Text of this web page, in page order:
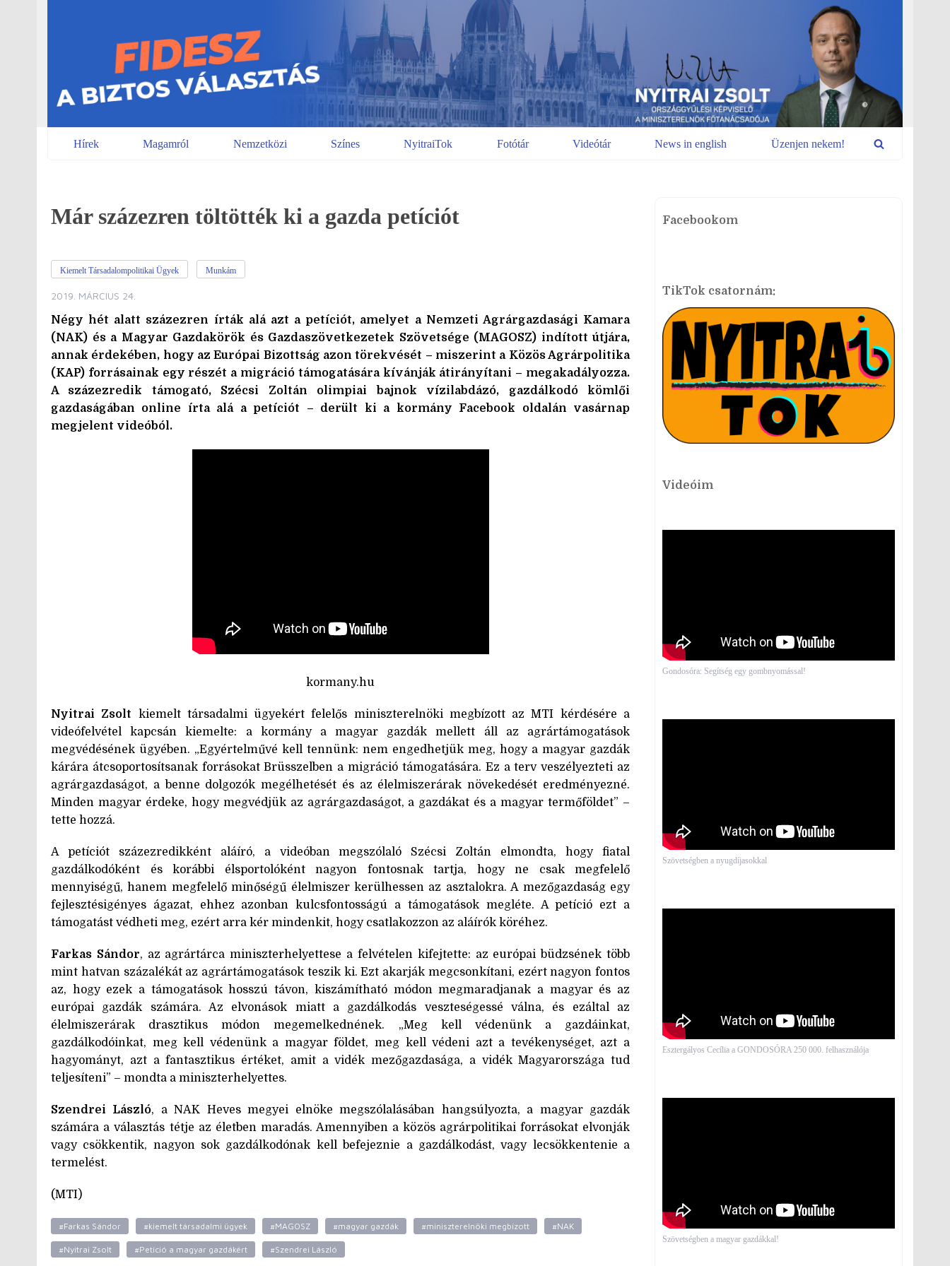
Hírek Magamról Nemzetközi Színes NyitraiTok Fotótár Videótár News in english Üzenjen nekem!
Már százezren töltötték ki a gazda petíciót
Kiemelt Társadalompolitikai Ügyek Munkám
2019. MÁRCIUS 24.
Négy hét alatt százezren írták alá azt a petíciót, amelyet a Nemzeti Agrárgazdasági Kamara
(NAK) és a Magyar Gazdakörök és Gazdaszövetkezetek Szövetsége (MAGOSZ) indított útjára,
annak érdekében, hogy az Európai Bizottság azon törekvését – miszerint a Közös Agrárpolitika
(KAP) forrásainak egy részét a migráció támogatására kívánják átirányítani – megakadályozza.
A százezredik támogató, Szécsi Zoltán olimpiai bajnok vízilabdázó, gazdálkodó kömlői
gazdaságában online írta alá a petíciót – derült ki a kormány Facebook oldalán vasárnap
megjelent videóból.
kormany.hu
Nyitrai Zsolt kiemelt társadalmi ügyekért felelős miniszterelnöki megbízott az MTI kérdésére a
videófelvétel kapcsán kiemelte: a kormány a magyar gazdák mellett áll az agrártámogatások
megvédésének ügyében. „Egyértelművé kell tennünk: nem engedhetjük meg, hogy a magyar gazdák
kárára átcsoportosítsanak forrásokat Brüsszelben a migráció támogatására. Ez a terv veszélyezteti az
agrárgazdaságot, a benne dolgozók megélhetését és az élelmiszerárak növekedését eredményezné.
Minden magyar érdeke, hogy megvédjük az agrárgazdaságot, a gazdákat és a magyar termőföldet” –
tette hozzá.
A petíciót százezredikként aláíró, a videóban megszólaló Szécsi Zoltán elmondta, hogy fiatal
gazdálkodóként és korábbi élsportolóként nagyon fontosnak tartja, hogy ne csak megfelelő
mennyiségű, hanem megfelelő minőségű élelmiszer kerülhessen az asztalokra. A mezőgazdaság egy
fejlesztésigényes ágazat, ehhez azonban kulcsfontosságú a támogatások megléte. A petíció ezt a
támogatást védheti meg, ezért arra kér mindenkit, hogy csatlakozzon az aláírók köréhez.
Farkas Sándor, az agrártárca miniszterhelyettese a felvételen kifejtette: az európai büdzsének több
mint hatvan százalékát az agrártámogatások teszik ki. Ezt akarják megcsonkítani, ezért nagyon fontos
az, hogy ezek a támogatások hosszú távon, kiszámítható módon megmaradjanak a magyar és az
európai gazdák számára. Az elvonások miatt a gazdálkodás veszteségessé válna, és ezáltal az
élelmiszerárak drasztikus módon megemelkednének. „Meg kell védenünk a gazdáinkat,
gazdálkodóinkat, meg kell védenünk a magyar földet, meg kell védeni azt a tevékenységet, azt a
hagyományt, azt a fantasztikus értéket, amit a vidék mezőgazdasága, a vidék Magyarországa tud
teljesíteni” – mondta a miniszterhelyettes.
Szendrei László, a NAK Heves megyei elnöke megszólalásában hangsúlyozta, a magyar gazdák
számára a választás tétje az életben maradás. Amennyiben a közös agrárpolitikai forrásokat elvonják
vagy csökkentik, nagyon sok gazdálkodónak kell befejeznie a gazdálkodást, vagy lecsökkentenie a
termelést.
(MTI)
#Farkas Sándor #kiemelt társadalmi ügyek #MAGOSZ #magyar gazdák #miniszterelnöki megbízott #NAK
#Nyitrai Zsolt #Petíció a magyar gazdákért #Szendrei László
Facebookom
TikTok csatornám:
Videóim
Gondosóra: Segítség egy gombnyomással!
Szövetségben a nyugdíjasokkal
Esztergályos Cecília a GONDOSÓRA 250 000. felhasználója
Szövetségben a magyar gazdákkal!